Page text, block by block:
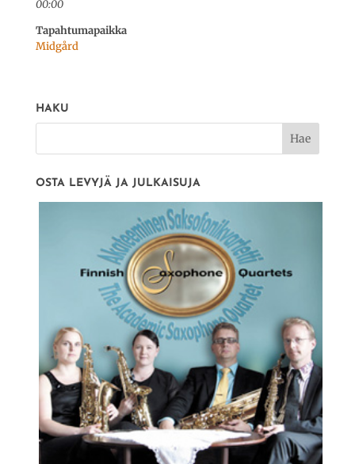
00:00
Tapahtumapaikka
Midgård
HAKU
OSTA LEVYJÄ JA JULKAISUJA